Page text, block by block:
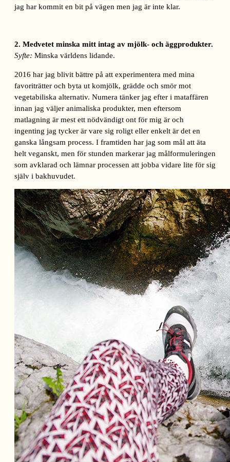
jag har kommit en bit på vägen men jag är inte klar.
2. Medvetet minska mitt intag av mjölk- och äggprodukter.
Syfte: Minska världens lidande.
2016 har jag blivit bättre på att experimentera med mina
favoriträtter och byta ut komjölk, grädde och smör mot
vegetabiliska alternativ. Numera tänker jag efter i mataffären
innan jag väljer animaliska produkter, men eftersom
matlagning är mest ett nödvändigt ont för mig är och
ingenting jag tycker är vare sig roligt eller enkelt är det en
ganska långsam process. I framtiden har jag som mål att äta
helt veganskt, men för stunden markerar jag målformuleringen
som avklarad och lämnar processen att jobba vidare lite för sig
själv i bakhuvudet.